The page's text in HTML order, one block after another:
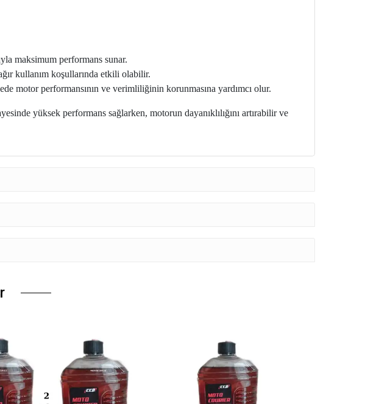
maksimum performans sunar.
kullanım koşullarında etkili olabilir.
motor performansının ve verimliliğinin korunmasına yardımcı olur.
yüksek performans sağlarken, motorun dayanıklılığını artırabilir ve